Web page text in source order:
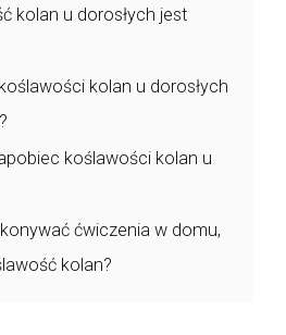
kolan u dorosłych jest
kolan u dorosłych
koślawości kolan u
ćwiczenia w domu,
kolan?